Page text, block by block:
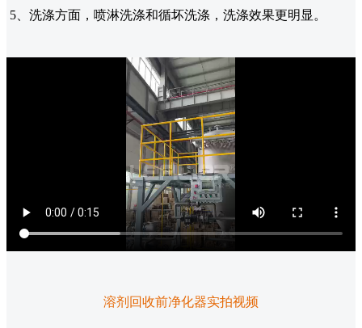
5、洗涤方面，喷淋洗涤和循坏洗涤，洗涤效果更明显。
溶剂回收前净化器实拍视频